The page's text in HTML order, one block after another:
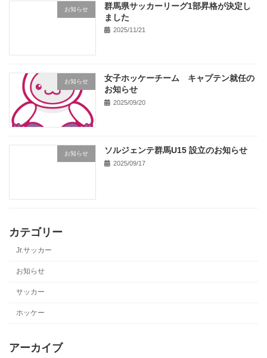
お知らせ
群馬県サッカーリーグ1部昇格が決定し
ました
2025/11/21
お知らせ
女子ホッケーチーム キャプテン就任の
お知らせ
2025/09/20
お知らせ ソルジェンテ群馬U15 設立のお知らせ
2025/09/17
カテゴリー
Jr.サッカー
お知らせ
サッカー
ホッケー
アーカイブ